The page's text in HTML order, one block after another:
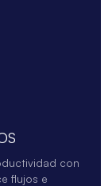
con
flujos e